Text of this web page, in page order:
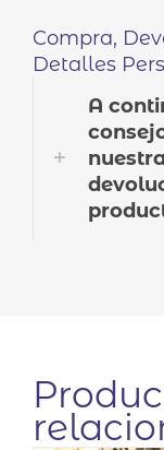
Compra,
Detalles
A